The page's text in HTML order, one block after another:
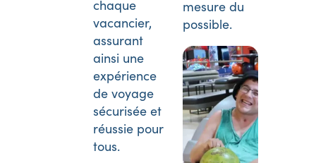
chaque
vacancier,
assurant
ainsi une
expérience
de voyage
sécurisée et
réussie pour
tous.
mesure du
possible.